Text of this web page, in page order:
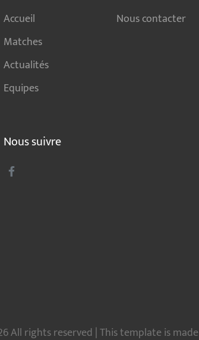
Accueil
Matches
Actualités
Equipes
Nous contacter
Nous suivre
All rights reserved | This template is